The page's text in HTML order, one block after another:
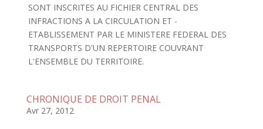
SONT INSCRITES AU FICHIER CENTRAL DES
INFRACTIONS A LA CIRCULATION ET -
ETABLISSEMENT PAR LE MINISTERE FEDERAL DES
TRANSPORTS D'UN REPERTOIRE COUVRANT
L'ENSEMBLE DU TERRITOIRE.
CHRONIQUE DE DROIT PENAL
Avr 27, 2012